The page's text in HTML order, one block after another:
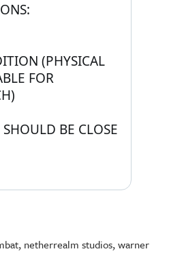
(PHYSICAL
FOR
BE CLOSE
, netherrealm studios,warner